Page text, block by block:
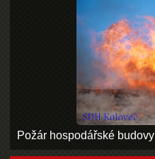
Požár hospodářské budovy